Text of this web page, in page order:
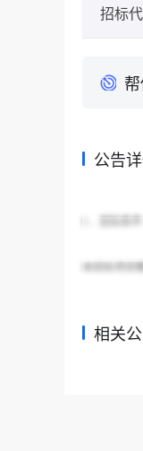
招标
公告
1．招标条件
本招标项目
相关